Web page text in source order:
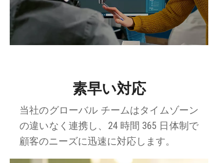
素早い対応
当社のグローバル チームはタイムゾーン
の違いなく連携し、24 時間 365 日体制で
顧客のニーズに迅速に対応します。